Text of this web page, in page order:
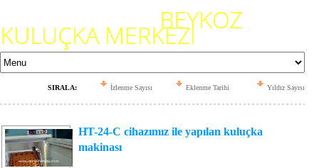
BEYKOZ
KULUÇKA MERKEZİ
SIRALA: İzlenme Sayısı Eklenme Tarihi Yıldız Sayısı
HT-24-C cihazımız ile yapılan kuluçka
makinası